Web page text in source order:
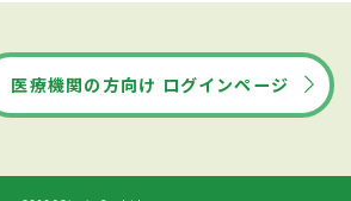
医療機関の方向け ログインページ